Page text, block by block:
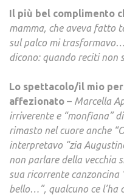
Il più bel complimento
mamma, che aveva fatto
sul palco mi
dicono: quando reciti non
Lo spettacolo/il mio
affezionato – Marcella
irriverente e “monfiana”
rimasto nel cuore anche
interpretavo “zia
non parlare della vecchia
sua ricorrente canzoncina
bello…”, qualcuno ce l’ha